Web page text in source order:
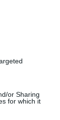
or Sharing
for which it
.